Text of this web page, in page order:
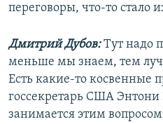
переговоры, что-то стало
Дмитрий Дубов:Тут надо
меньше мы знаем, тем
Есть какие-то косвенные
госсекретарь США Энтони
занимается этим